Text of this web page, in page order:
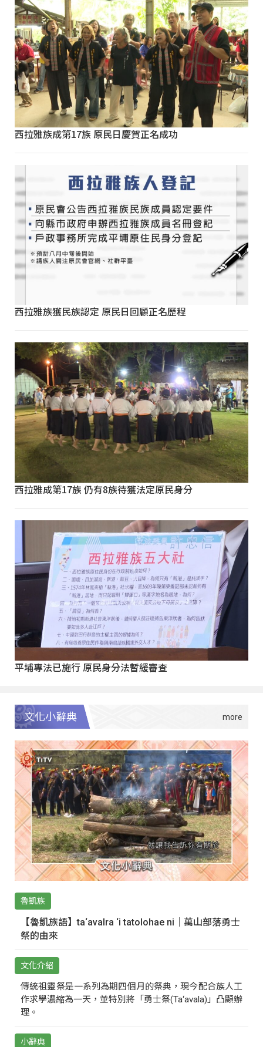
西拉雅族成第17族 原民日慶賀正名成功
西拉雅族獲民族認定 原民日回顧正名歷程
西拉雅成第17族 仍有8族待獲法定原民身分
平埔專法已施行 原民身分法暫緩審查
文化小辭典
魯凱族
【魯凱族語】ta‘avalra ‘i tatolohae ni｜萬山部落勇士
祭的由來
文化介紹
傳統祖靈祭是一系列為期四個月的祭典，現今配合族人工
作求學濃縮為一天，並特別將「勇士祭(Ta‘avala)」凸顯辦
理。
小辭典